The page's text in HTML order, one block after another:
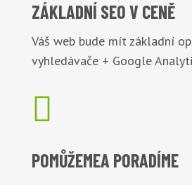
ZÁKLADNÍ SEO V CENĚ
Váš web bude mít základní
vyhledávače + Google

POMŮŽEMEA PORADÍME